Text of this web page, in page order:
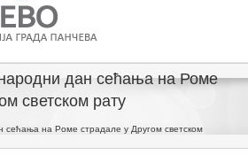
дан сећања на Роме
светском рату
на Роме страдале у Другом светском